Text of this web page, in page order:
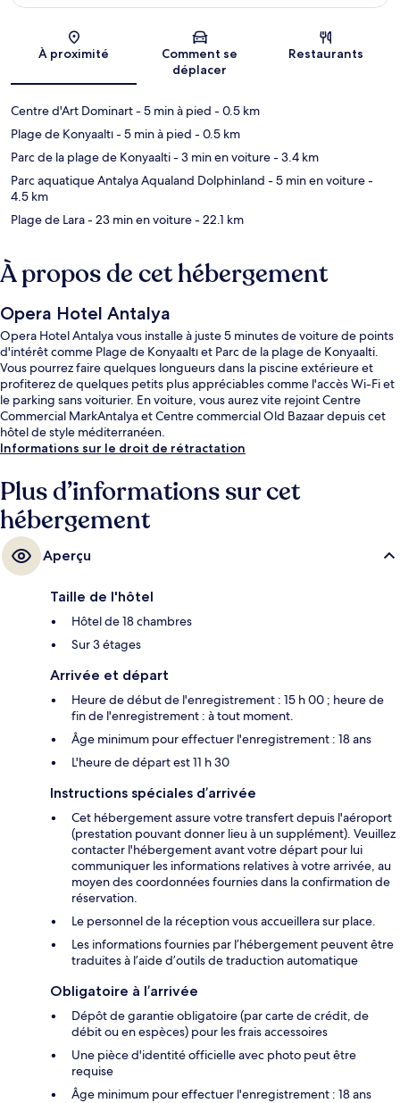
Carte
À proximité
Comment se
déplacer
Restaurants
Centre d'Art Dominart- 5 min à pied - 0.5 km
Plage de Konyaaltı- 5 min à pied - 0.5 km
Parc de la plage de Konyaalti- 3 min en voiture- 3.4 km
Parc aquatique Antalya Aqualand Dolphinland - 5 min en voiture-
4.5 km
Plage de Lara- 23 min en voiture- 22.1 km
À propos de cet hébergement
Opera Hotel Antalya
Opera Hotel Antalya vous installe à juste 5 minutes de voiture de points
d'intérêt comme Plage de Konyaaltı et Parc de la plage de Konyaalti.
Vous pourrez faire quelques longueurs dans la piscine extérieure et
profiterez de quelques petits plus appréciables comme l'accès Wi-Fi et
le parking sans voiturier. En voiture, vous aurez vite rejoint Centre
Commercial MarkAntalya et Centre commercial Old Bazaar depuis cet
hôtel de style méditerranéen.
Informations sur le droit de rétractation
Plus d’informations sur cet
hébergement
Aperçu
Taille de l'hôtel
Hôtel de 18 chambres
Sur 3 étages
Arrivée et départ
Heure de début de l'enregistrement : 15 h 00 ; heure de
fin de l'enregistrement : à tout moment.
Âge minimum pour effectuer l'enregistrement : 18 ans
L'heure de départ est 11 h 30
Instructions spéciales d’arrivée
Cet hébergement assure votre transfert depuis l'aéroport
(prestation pouvant donner lieu à un supplément). Veuillez
contacter l'hébergement avant votre départ pour lui
communiquer les informations relatives à votre arrivée, au
moyen des coordonnées fournies dans la confirmation de
réservation.
Le personnel de la réception vous accueillera sur place.
Les informations fournies par l’hébergement peuvent être
traduites à l’aide d’outils de traduction automatique
Obligatoire à l’arrivée
Dépôt de garantie obligatoire (par carte de crédit, de
débit ou en espèces) pour les frais accessoires
Une pièce d'identité officielle avec photo peut être
requise
Âge minimum pour effectuer l'enregistrement : 18 ans